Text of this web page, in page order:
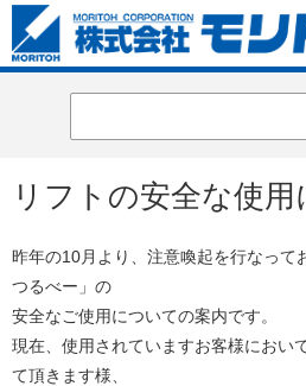
リフトの安全な使用
昨年の10月より、注意喚起を行なって
つるべー」の
安全なご使用についての案内です。
現在、使用されていますお客様におい
て頂きます様、